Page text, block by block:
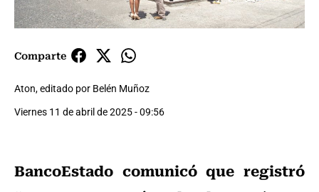
Comparte
Aton, editado por Belén Muñoz
Viernes 11 de abril de 2025 - 09:56
BancoEstado comunicó que registró